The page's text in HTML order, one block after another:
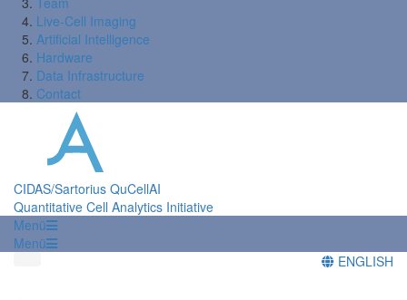
Live-Cell Imaging
Artificial Intelligence
Hardware
Data Infrastructure
Contact
CIDAS/Sartorius QuCellAI
Quantitative Cell Analytics Initiative
Menü
Menü
ENGLISH